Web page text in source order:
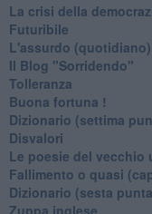
La crisi della
Futuribile
L'assurdo (quotidiano)
Il Blog "Sorridendo"
Tolleranza
Buona fortuna !
​Dizionario (settima
Disvalori
Le poesie del vecchio
Fallimento o quasi
Dizionario (sesta
Zuppa inglese